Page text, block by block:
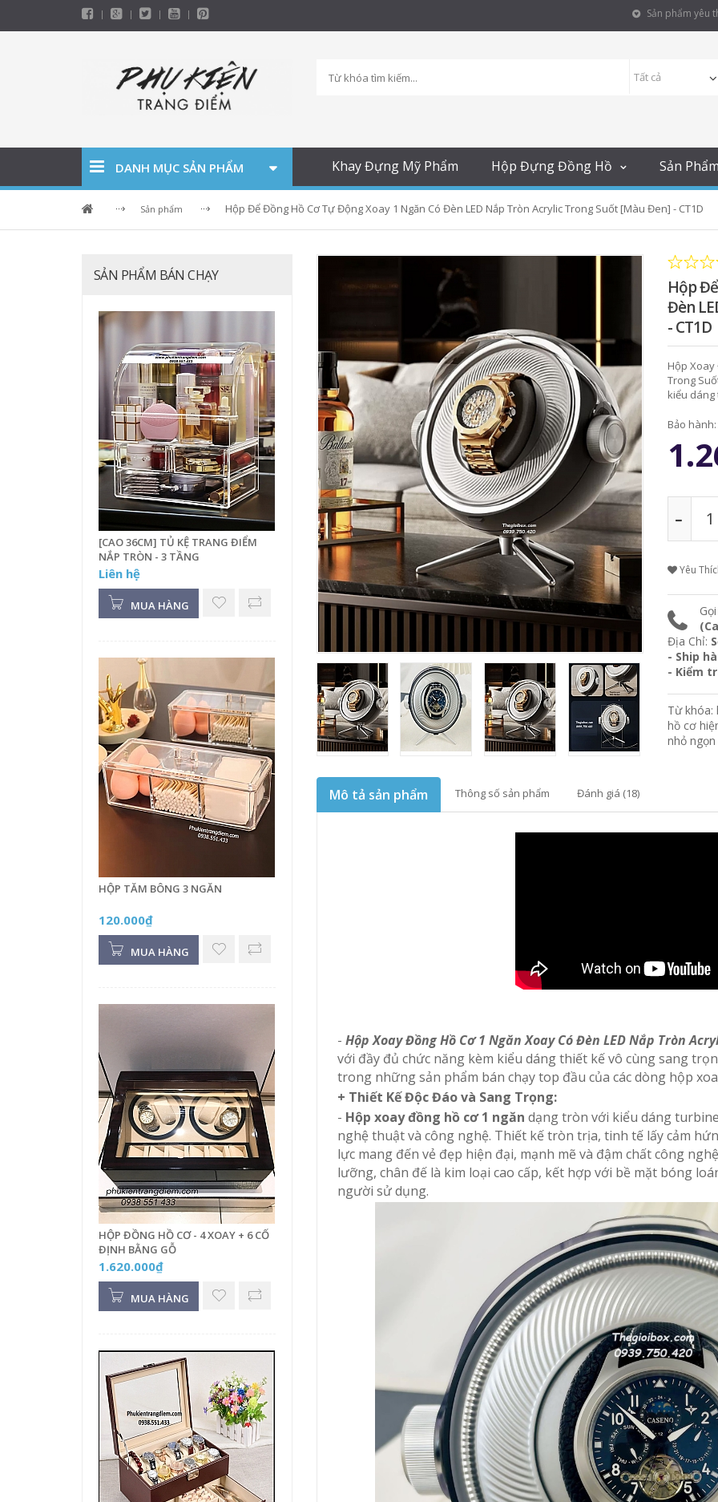
Sản phẩm yêu
DANH MỤC SẢN PHẨM Khay Đựng Mỹ Phẩm Hộp Đựng Đồng Hồ Sản Phẩm
Sản phẩm Hộp Để Đồng Hồ Cơ Tự Động Xoay 1 Ngăn Có Đèn LED Nắp Tròn Acrylic Trong Suốt [Màu Đen] - CT1D
Hộp
Đèn
- CT1D
Hộp Xoay
Trong
kiểu
trụ
Bảo
Yêu
Địa Chỉ:
- Ship
- Kiểm
Từ khóa:
hồ cơ
nhỏ ngọn
Mô tả sản phẩm Thông số sản phẩm Đánh giá (18)
- Hộp Xoay Đồng Hồ Cơ 1 Ngăn Xoay Có Đèn LED Nắp Tròn
với đầy đủ chức năng kèm kiểu dáng thiết kế vô cùng sang
trong những sản phẩm bán chạy top đầu của các dòng hộp
+ Thiết Kế Độc Đáo và Sang Trọng:
- Hộp xoay đồng hồ cơ 1 ngăn dạng tròn với kiểu dáng
nghệ thuật và công nghệ. Thiết kế tròn trịa, tinh tế lấy cảm
lực mang đến vẻ đẹp hiện đại, mạnh mẽ và đậm chất công
lưỡng, chân đế là kim loại cao cấp, kết hợp với bề mặt bóng
người sử dụng.
SẢN PHẨM BÁN CHẠY
[CAO 36CM] TỦ KỆ TRANG ĐIỂM
NẮP TRÒN - 3 TẦNG
Liên hệ
MUA HÀNG
HỘP TĂM BÔNG 3 NGĂN
120.000₫
MUA HÀNG
HỘP ĐỒNG HỒ CƠ - 4 XOAY + 6 CỐ
ĐỊNH BẰNG GỖ
1.620.000₫
MUA HÀNG